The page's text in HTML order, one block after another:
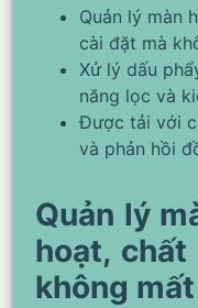
Quản lý màn
cài đặt mà
Xử lý dấu
năng lọc và
Được tải với
và phản hồi
Quản lý
hoạt,
không